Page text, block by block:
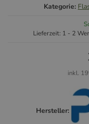
Kategorie:
Lieferzeit: 1 - 2
inkl.
Hersteller: